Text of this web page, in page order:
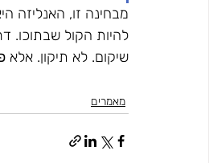
מבחינה זו, האנליזה
להיות הקול שבתוכו.
שיקום. לא תיקון. אלא
מאמרים